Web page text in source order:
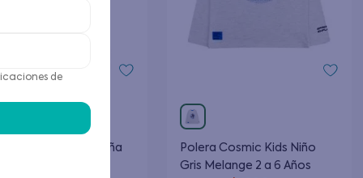
Liberty Kids Niña
Polera Cosmic Kids Niño
Gris Melange 2 a 6 Años
de